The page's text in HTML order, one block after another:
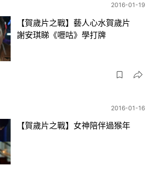
2016-01-19
【賀歲片之戰】藝人心水賀歲片
謝安琪睇《嚦咕》學打牌
2016-01-16
【賀歲片之戰】女神陪伴過猴年